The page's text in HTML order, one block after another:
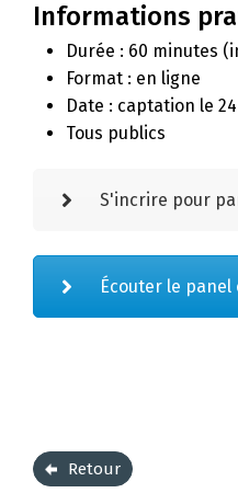
Informations
Durée : 60 minutes
Format : en ligne
Date : captation le
Tous publics
S'incrire pour
Écouter le
Retour